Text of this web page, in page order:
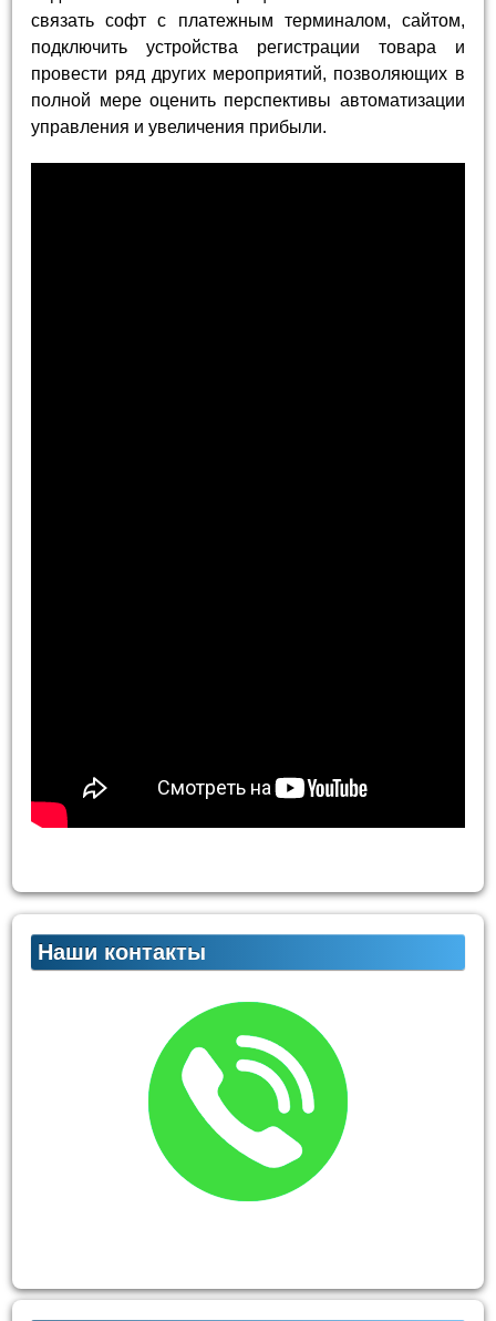
связать софт с платежным терминалом, сайтом,
подключить устройства регистрации товара и
провести ряд других мероприятий, позволяющих в
полной мере оценить перспективы автоматизации
управления и увеличения прибыли.
Наши контакты